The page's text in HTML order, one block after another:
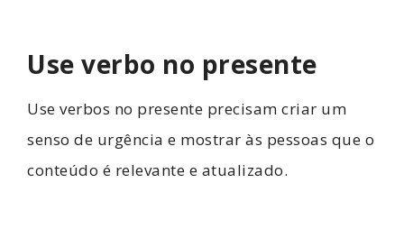
Use verbo no presente
Use verbos no presente precisam criar um
senso de urgência e mostrar às pessoas que o
conteúdo é relevante e atualizado.